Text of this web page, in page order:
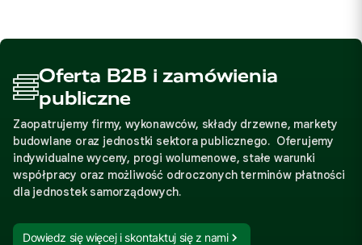
Oferta B2B i zamówienia
publiczne
Zaopatrujemy firmy, wykonawców, składy drzewne, markety
budowlane oraz jednostki sektora publicznego. Oferujemy
indywidualne wyceny, progi wolumenowe, stałe warunki
współpracy oraz możliwość odroczonych terminów płatności
dla jednostek samorządowych.
Dowiedz się więcej i skontaktuj się z nami